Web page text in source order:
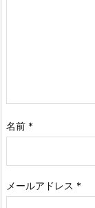
名前 *
メールアドレス *